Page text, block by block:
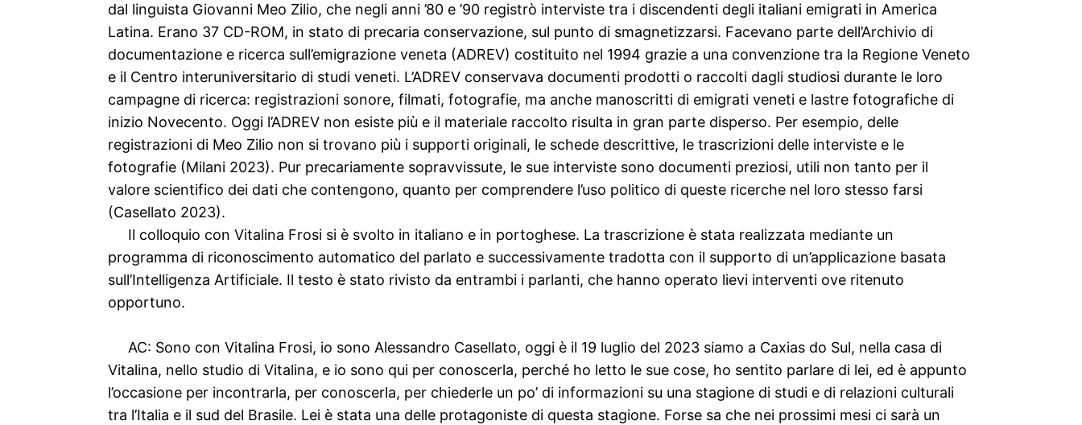
dal linguista Giovanni Meo Zilio, che negli anni ’80 e ’90 registrò interviste tra i discendenti degli italiani emigrati in America
Latina. Erano 37 CD-ROM, in stato di precaria conservazione, sul punto di smagnetizzarsi. Facevano parte dell’Archivio di
documentazione e ricerca sull’emigrazione veneta (ADREV) costituito nel 1994 grazie a una convenzione tra la Regione Veneto
e il Centro interuniversitario di studi veneti. L’ADREV conservava documenti prodotti o raccolti dagli studiosi durante le loro
campagne di ricerca: registrazioni sonore, filmati, fotografie, ma anche manoscritti di emigrati veneti e lastre fotografiche di
inizio Novecento. Oggi l’ADREV non esiste più e il materiale raccolto risulta in gran parte disperso. Per esempio, delle
registrazioni di Meo Zilio non si trovano più i supporti originali, le schede descrittive, le trascrizioni delle interviste e le
fotografie (Milani 2023). Pur precariamente sopravvissute, le sue interviste sono documenti preziosi, utili non tanto per il
valore scientifico dei dati che contengono, quanto per comprendere l’uso politico di queste ricerche nel loro stesso farsi
(Casellato 2023).
Il colloquio con Vitalina Frosi si è svolto in italiano e in portoghese. La trascrizione è stata realizzata mediante un
programma di riconoscimento automatico del parlato e successivamente tradotta con il supporto di un’applicazione basata
sull’Intelligenza Artificiale. Il testo è stato rivisto da entrambi i parlanti, che hanno operato lievi interventi ove ritenuto
opportuno.
AC: Sono con Vitalina Frosi, io sono Alessandro Casellato, oggi è il 19 luglio del 2023 siamo a Caxias do Sul, nella casa di
Vitalina, nello studio di Vitalina, e io sono qui per conoscerla, perché ho letto le sue cose, ho sentito parlare di lei, ed è appunto
l’occasione per incontrarla, per conoscerla, per chiederle un po’ di informazioni su una stagione di studi e di relazioni culturali
tra l’Italia e il sud del Brasile. Lei è stata una delle protagoniste di questa stagione. Forse sa che nei prossimi mesi ci sarà un